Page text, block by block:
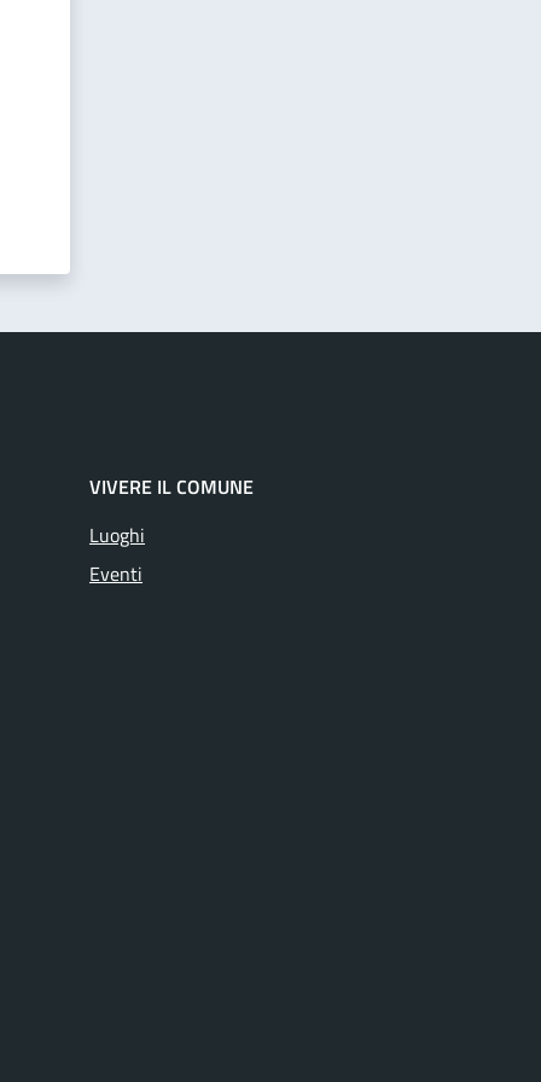
VIVERE IL COMUNE
Luoghi
Eventi